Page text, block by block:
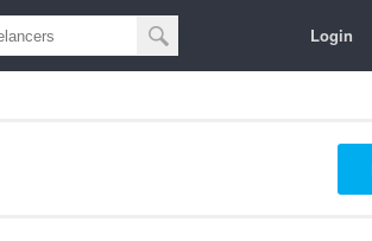
Login